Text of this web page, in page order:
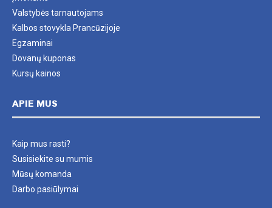
Valstybės tarnautojams
Kalbos stovykla Prancūzijoje
Egzaminai
Dovanų kuponas
Kursų kainos
APIE MUS
Kaip mus rasti?
Susisiekite su mumis
Mūsų komanda
Darbo pasiūlymai